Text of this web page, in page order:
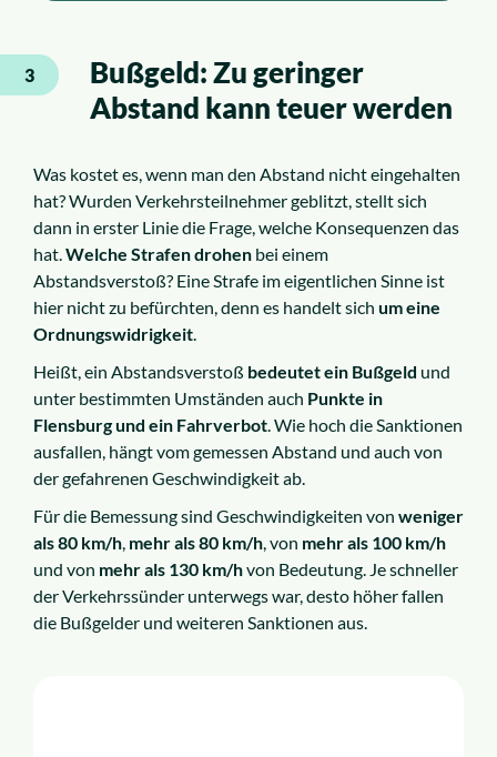
3
Bußgeld: Zu geringer
Abstand kann teuer werden
Was kostet es, wenn man den Abstand nicht eingehalten
hat? Wurden Verkehrsteilnehmer geblitzt, stellt sich
dann in erster Linie die Frage, welche Konsequenzen das
hat.Welche Strafen drohen bei einem
Abstandsverstoß? Eine Strafe im eigentlichen Sinne ist
hier nicht zu befürchten, denn es handelt sich um eine
Ordnungswidrigkeit.
Heißt, ein Abstandsverstoß bedeutet ein Bußgeld und
unter bestimmten Umständen auch Punkte in
Flensburg und ein Fahrverbot. Wie hoch die Sanktionen
ausfallen, hängt vom gemessen Abstand und auch von
der gefahrenen Geschwindigkeit ab.
Für die Bemessung sind Geschwindigkeiten von weniger
als 80 km/h, mehr als 80 km/h, von mehr als 100 km/h
und von mehr als 130 km/hvon Bedeutung. Je schneller
der Verkehrssünder unterwegs war, desto höher fallen
die Bußgelder und weiteren Sanktionen aus.